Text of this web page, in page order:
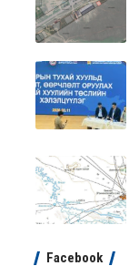
Facebook